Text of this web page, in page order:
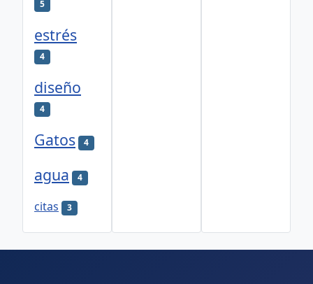
5
estrés
4
diseño
4
Gatos 4
agua 4
citas 3